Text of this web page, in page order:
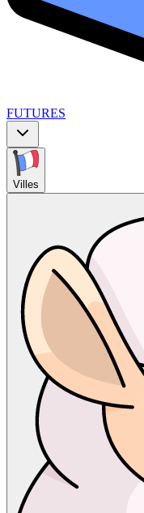
FUTURES
Villes